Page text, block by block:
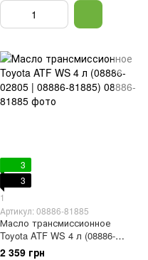
3
3
1
Артикул: 08886-81885
Масло трансмиссионное
Toyota ATF WS 4 л (08886-
02805 | 08886-81885)
2 359 грн